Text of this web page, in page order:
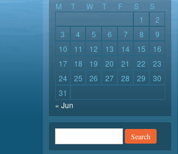
M T W T F S
S
1
2
3
4 5 6 7 8
9
10
11 12 13 14 15
16
17
18 19 20 21 22
23
24
25 26 27 28 29
30
31
« Jun